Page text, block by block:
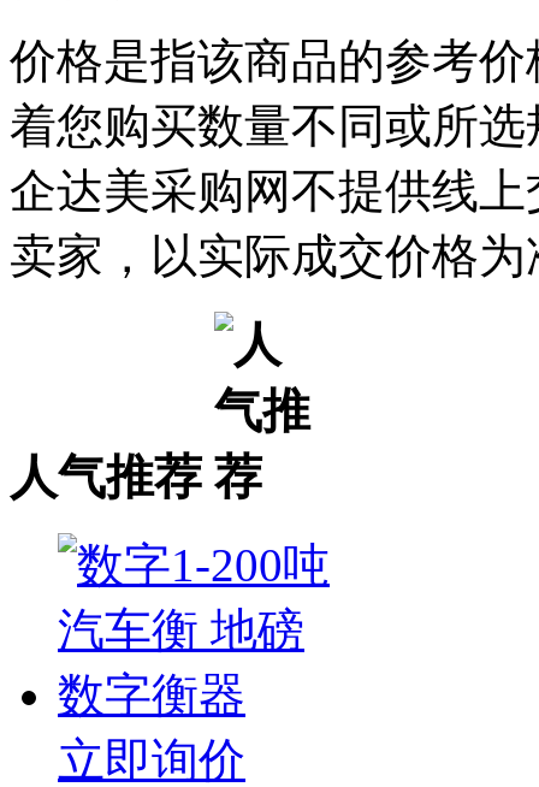
价格是指该商品的参考
着您购买数量不同或所
企达美采购网不提供线
卖家，以实际成交价格为
人气推荐
立即询价